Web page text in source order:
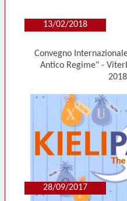
13/02/2018
Convegno
Antico Regime" -
2018
28/09/2017